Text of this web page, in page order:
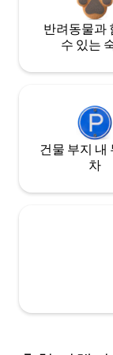
반려동물과
수 있는
건물 부지 내
차